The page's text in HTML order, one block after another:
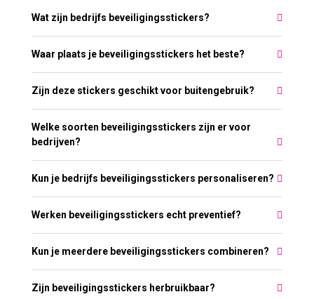
Wat zijn bedrijfs beveiligingsstickers?
Waar plaats je beveiligingsstickers het beste?
Zijn deze stickers geschikt voor buitengebruik?
Welke soorten beveiligingsstickers zijn er voor
bedrijven?
Kun je bedrijfs beveiligingsstickers personaliseren?
Werken beveiligingsstickers echt preventief?
Kun je meerdere beveiligingsstickers combineren?
Zijn beveiligingsstickers herbruikbaar?